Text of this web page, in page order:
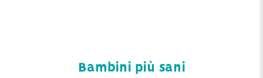
Bambini più sani